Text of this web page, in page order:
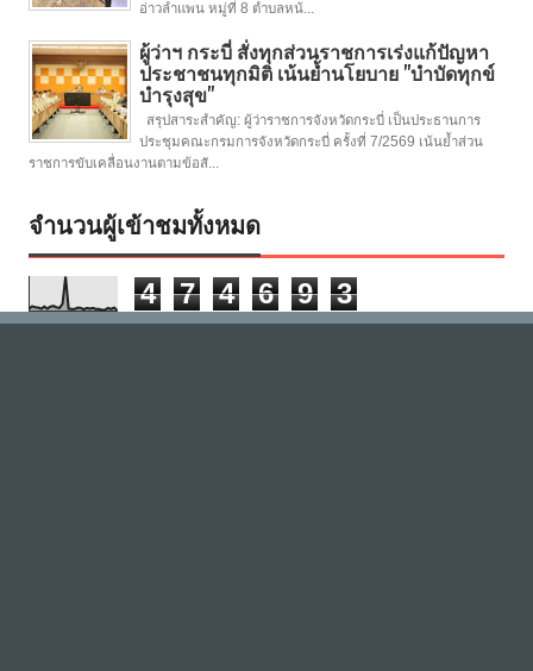
อ่าวลำแพน หมู่ที่ 8 ตำบลหน้...
ผู้ว่าฯ กระบี่ สั่งทุกส่วนราชการเร่งแก้ปัญหา
ประชาชนทุกมิติ เน้นย้ำนโยบาย "บำบัดทุกข์
บำรุงสุข"
สรุปสาระสำคัญ: ผู้ว่าราชการจังหวัดกระบี่ เป็นประธานการ
ประชุมคณะกรมการจังหวัดกระบี่ ครั้งที่ 7/2569 เน้นย้ำส่วน
ราชการขับเคลื่อนงานตามข้อสั...
จำนวนผู้เข้าชมทั้งหมด
4 7 4 6 9 3